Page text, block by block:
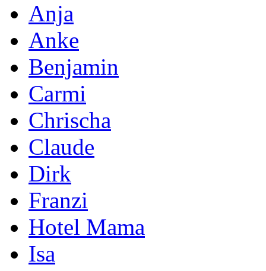
Anja
Anke
Benjamin
Carmi
Chrischa
Claude
Dirk
Franzi
Hotel Mama
Isa